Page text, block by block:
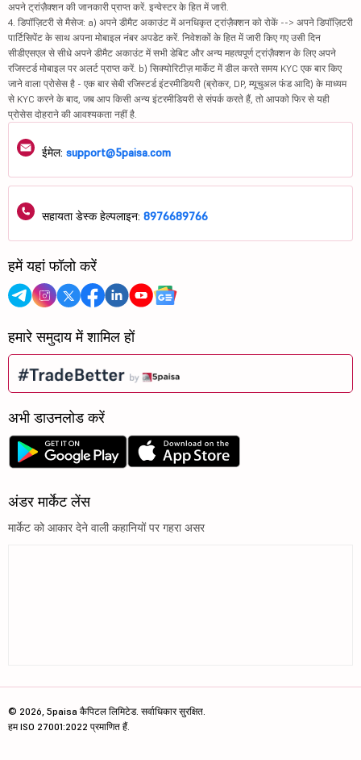
अपने ट्रांज़ैक्शन की जानकारी प्राप्त करें. इन्वेस्टर के हित में जारी.
4. डिपॉज़िटरी से मैसेज: a) अपने डीमैट अकाउंट में अनधिकृत ट्रांज़ैक्शन को रोकें --> अपने डिपॉज़िटरी
पार्टिसिपेंट के साथ अपना मोबाइल नंबर अपडेट करें. निवेशकों के हित में जारी किए गए उसी दिन
सीडीएसएल से सीधे अपने डीमैट अकाउंट में सभी डेबिट और अन्य महत्वपूर्ण ट्रांज़ैक्शन के लिए अपने
रजिस्टर्ड मोबाइल पर अलर्ट प्राप्त करें. b) सिक्योरिटीज़ मार्केट में डील करते समय KYC एक बार किए
जाने वाला प्रोसेस है - एक बार सेबी रजिस्टर्ड इंटरमीडियरी (ब्रोकर, DP, म्यूचुअल फंड आदि) के माध्यम
से KYC करने के बाद, जब आप किसी अन्य इंटरमीडियरी से संपर्क करते हैं, तो आपको फिर से यही
प्रोसेस दोहराने की आवश्यकता नहीं है.
ईमेल: support@5paisa.com
सहायता डेस्क हेल्पलाइन: 8976689766
हमें यहां फॉलो करें
हमारे समुदाय में शामिल हों
अभी डाउनलोड करें
अंडर मार्केट लेंस
मार्केट को आकार देने वाली कहानियों पर गहरा असर
© 2026, 5paisa कैपिटल लिमिटेड. सर्वाधिकार सुरक्षित.
हम ISO 27001:2022 प्रमाणित हैं.